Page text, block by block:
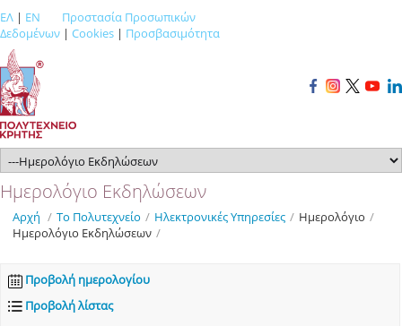
ΕΛ | EN
Προστασία Προσωπικών
Δεδομένων | Cookies | Προσβασιμότητα
Ημερολόγιο Εκδηλώσεων
Αρχή / Το Πολυτεχνείο / Ηλεκτρονικές Υπηρεσίες / Ημερολόγιο /
Ημερολόγιο Εκδηλώσεων /
Προβολή ημερολογίου
Προβολή λίστας